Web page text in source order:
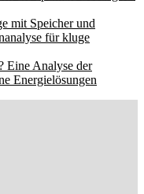
mit Speicher und
für kluge
Eine Analyse der
Energielösungen